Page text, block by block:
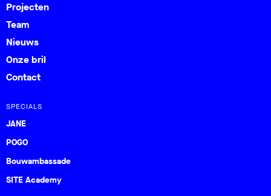
Projecten
Team
Nieuws
Onze bril
Contact
SPECIALS
JANE
POGO
Bouwambassade
SITE Academy